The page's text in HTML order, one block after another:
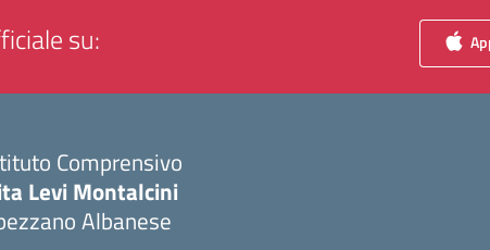
su:
Comprensivo
Levi Montalcini
Albanese